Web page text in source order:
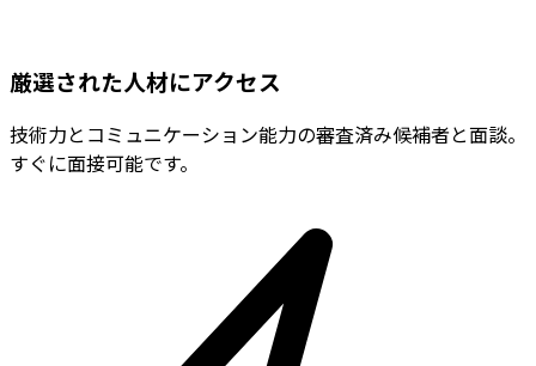
厳選された人材にアクセス
技術力とコミュニケーション能力の審査済み候補者と面談。
すぐに面接可能です。